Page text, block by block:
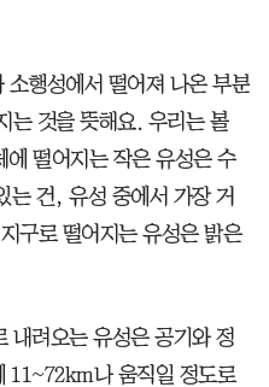
소행성에서 떨어져 나온 부분
는 것을 뜻해요. 우리는 볼
떨어지는 작은 유성은 수
는 건, 유성 중에서 가장 거
구로 떨어지는 유성은 밝은
내려오는 유성은 공기와 정
11~72km나 움직일 정도로